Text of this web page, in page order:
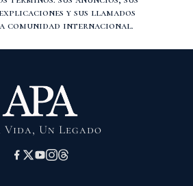
y sus llamados
comunidad internacional.
Vida, Un Legado